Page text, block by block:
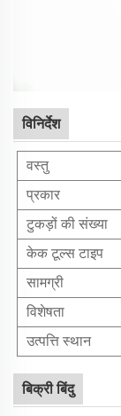
विनिर्देश
वस्तु
प्रकार
टुकड़ों की संख्या
केक टूल्स टाइप
सामग्री
विशेषता
उत्पत्ति स्थान
बिक्री बिंदु